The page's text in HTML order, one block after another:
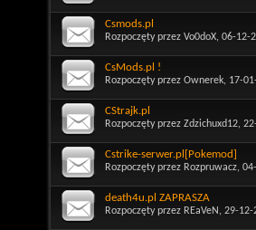
Csmods.pl
Rozpoczęty przez Vo0doX, 06-12-
CsMods.pl !
Rozpoczęty przez Ownerek, 17-
CStrajk.pl
Rozpoczęty przez Zdzichuxd12,
Cstrike-serwer.pl[Pokemod]
Rozpoczęty przez Rozpruwacz,
death4u.pl ZAPRASZA
Rozpoczęty przez REaVeN , 29-12-